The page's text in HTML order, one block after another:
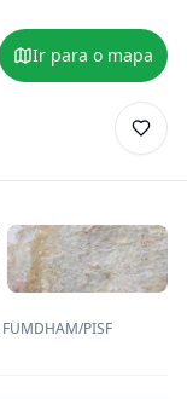
Ir para o mapa
FUMDHAM/PISF